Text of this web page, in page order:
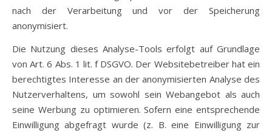
nach der Verarbeitung und vor der Speicherung
anonymisiert.
Die Nutzung dieses Analyse-Tools erfolgt auf Grundlage
von Art. 6 Abs. 1 lit. f DSGVO. Der Websitebetreiber hat ein
berechtigtes Interesse an der anonymisierten Analyse des
Nutzerverhaltens, um sowohl sein Webangebot als auch
seine Werbung zu optimieren. Sofern eine entsprechende
Einwilligung abgefragt wurde (z. B. eine Einwilligung zur